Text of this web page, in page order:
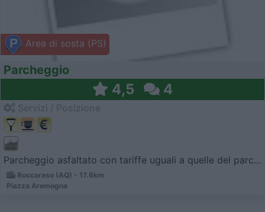
Area di sosta (PS)
Parcheggio
4,5 4
Parcheggio asfaltato con tariffe uguali a quelle del parc...
Roccaraso (AQ) - 17.6km
Piazza Aremogna